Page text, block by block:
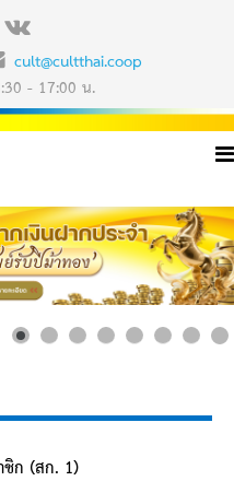
cult@cultthai.coop
- 17:00 น.
ชิก (สก. 1)